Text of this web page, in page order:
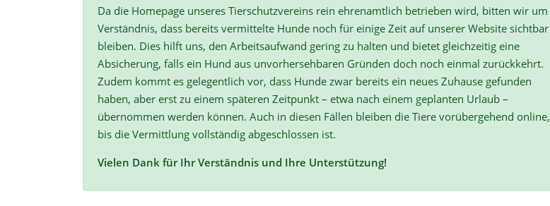
Da die Homepage unseres Tierschutzvereins rein ehrenamtlich betrieben wird, bitten wir um
Verständnis, dass bereits vermittelte Hunde noch für einige Zeit auf unserer Website sichtbar
bleiben. Dies hilft uns, den Arbeitsaufwand gering zu halten und bietet gleichzeitig eine
Absicherung, falls ein Hund aus unvorhersehbaren Gründen doch noch einmal zurückkehrt.
Zudem kommt es gelegentlich vor, dass Hunde zwar bereits ein neues Zuhause gefunden
haben, aber erst zu einem späteren Zeitpunkt – etwa nach einem geplanten Urlaub –
übernommen werden können. Auch in diesen Fällen bleiben die Tiere vorübergehend online,
bis die Vermittlung vollständig abgeschlossen ist.
Vielen Dank für Ihr Verständnis und Ihre Unterstützung!